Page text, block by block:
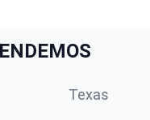
Texas